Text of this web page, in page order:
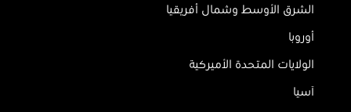
الشرق الأوسط وشمال أفريقيا
أوروبا
الولايات المتحدة الأميركية
آسيا